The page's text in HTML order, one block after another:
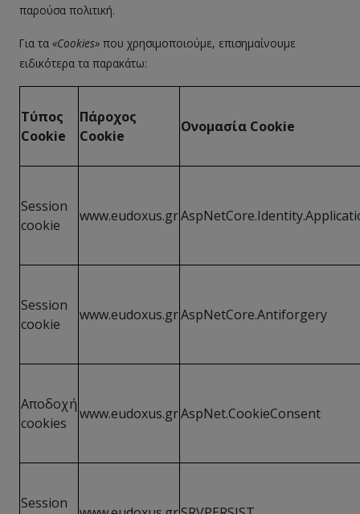
παρούσα πολιτική.
Για τα «Cookies» που χρησιμοποιούμε, επισημαίνουμε
ειδικότερα τα παρακάτω:
Τύπος
Cookie
Πάροχος
Cookie
Ονομασία Cookie
Session
cookie
www.eudoxus.gr
Session
cookie
www.eudoxus.grAspNetCore.Antiforgery
Αποδοχή
cookies
www.eudoxus.grAspNet.CookieConsent
Session